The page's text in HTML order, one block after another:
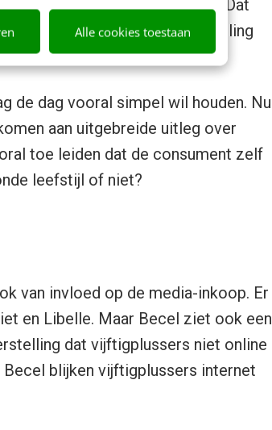
Alle cookies toestaan
ongezonde leefstijl is voorbij. Dat
een maatschappij waar betutteling
de dag vooral simpel wil houden. Nu
aan uitgebreide uitleg over
toe leiden dat de consument zelf
leefstijl of niet?
van invloed op de media-inkoop. Er
en Libelle. Maar Becel ziet ook een
dat vijftigplussers niet online
blijken vijftigplussers internet